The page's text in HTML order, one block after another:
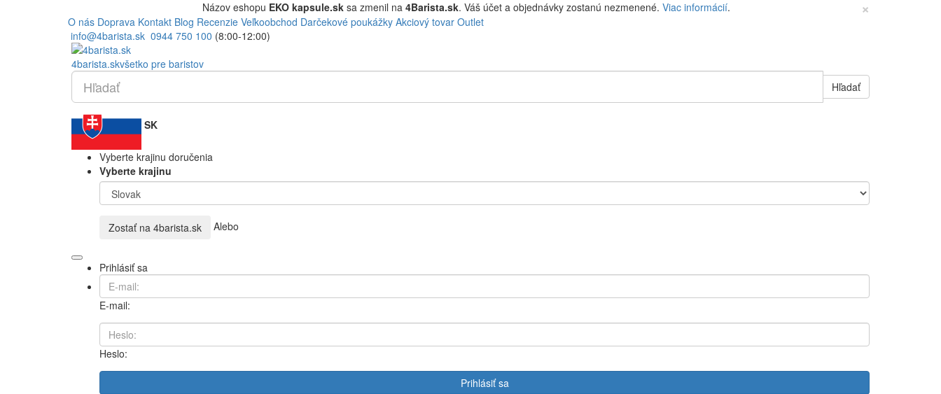
Názov eshopu EKO kapsule.sk sa zmenil na 4Barista.sk. Váš účet a objednávky zostanú nezmenené. Viac informácií. ×
O nás Doprava Kontakt Blog Recenzie Veľkoobchod Darčekové poukážky Akciový tovar Outlet
info@4barista.sk 0944 750 100 (8:00-12:00)
4barista.skvšetko pre baristov
Hľadať
SK
Vyberte krajinu doručenia
Vyberte krajinu
Zostať na 4barista.sk Alebo
Prihlásiť sa
E-mail:
Heslo:
Prihlásiť sa